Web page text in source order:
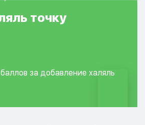
точку
баллов за добавление халяль